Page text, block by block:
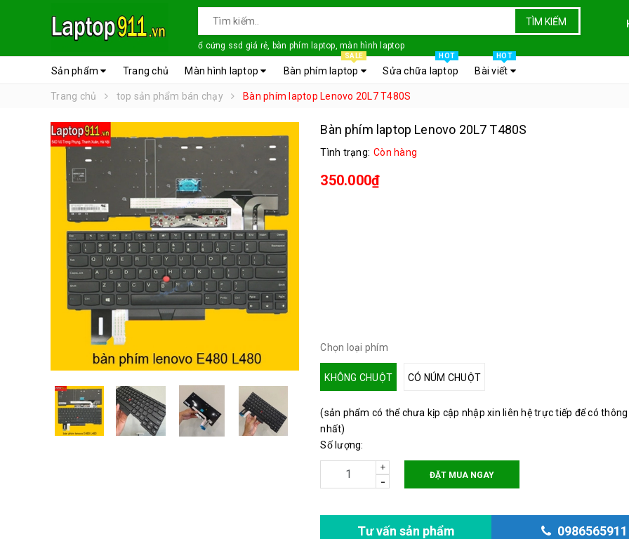
TÌM KIẾM
ổ cứng ssd giá rẻ, bàn phím laptop, màn hình laptop
Sản phẩm Trang chủ Màn hình laptop Bàn phím laptop
SALE
Sửa chữa laptop
HOT
Bài viết
HOT
Trang chủ top sản phẩm bán chạy Bàn phím laptop Lenovo 20L7 T480S
Bàn phím laptop Lenovo 20L7 T480S
Tình trạng: Còn hàng
350.000₫
Chọn loại phím
KHÔNG CHUỘT CÓ NÚM CHUỘT
(sản phẩm có thể chưa kịp cập nhập xin liên hệ trực tiếp để có
nhất)
Số lượng:
+
- ĐẶT MUA NGAY
Tư vấn sản phẩm 0986565911